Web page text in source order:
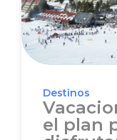
Destinos
el plan